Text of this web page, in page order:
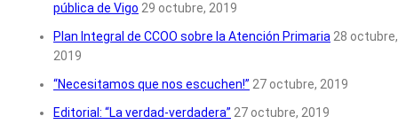
pública de Vigo 29 octubre, 2019
Plan Integral de CCOO sobre la Atención Primaria28 octubre,
2019
“Necesitamos que nos escuchen!” 27 octubre, 2019
Editorial: “La verdad-verdadera” 27 octubre, 2019